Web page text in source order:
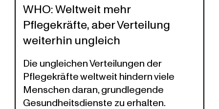
WHO: Weltweit mehr
Pflegekräfte, aber Verteilung
weiterhin ungleich
Die ungleichen Verteilungen der
Pflegekräfte weltweit hindern viele
Menschen daran, grundlegende
Gesundheitsdienste zu erhalten.